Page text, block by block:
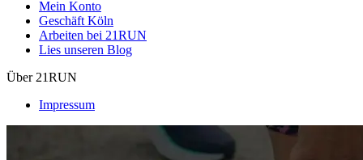
Mein Konto
Geschäft Köln
Arbeiten bei 21RUN
Lies unseren Blog
Über 21RUN
Impressum